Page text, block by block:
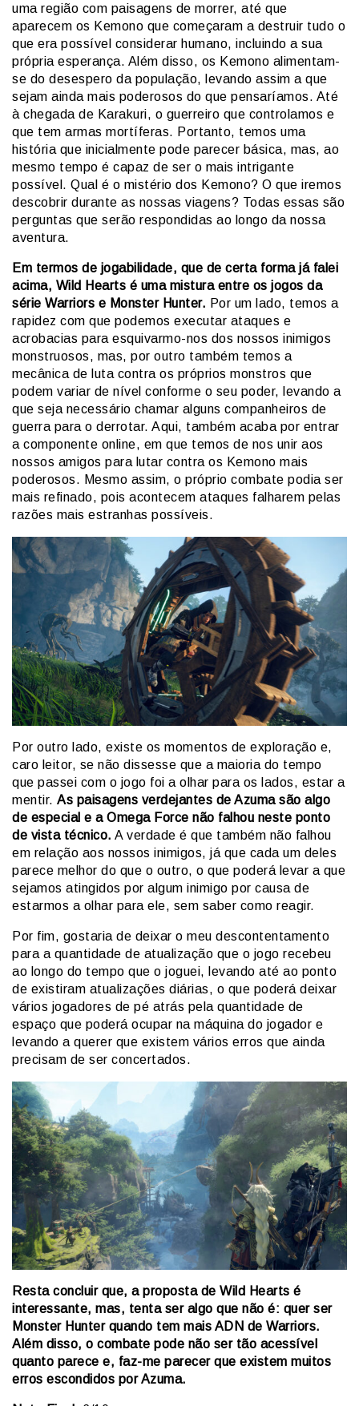
uma região com paisagens de morrer, até que
aparecem os Kemono que começaram a destruir tudo o
que era possível considerar humano, incluindo a sua
própria esperança. Além disso, os Kemono alimentam-
se do desespero da população, levando assim a que
sejam ainda mais poderosos do que pensaríamos. Até
à chegada de Karakuri, o guerreiro que controlamos e
que tem armas mortíferas. Portanto, temos uma
história que inicialmente pode parecer básica, mas, ao
mesmo tempo é capaz de ser o mais intrigante
possível. Qual é o mistério dos Kemono? O que iremos
descobrir durante as nossas viagens? Todas essas são
perguntas que serão respondidas ao longo da nossa
aventura.
Em termos de jogabilidade, que de certa forma já falei
acima, Wild Hearts é uma mistura entre os jogos da
série Warriors e Monster Hunter. Por um lado, temos a
rapidez com que podemos executar ataques e
acrobacias para esquivarmo-nos dos nossos inimigos
monstruosos, mas, por outro também temos a
mecânica de luta contra os próprios monstros que
podem variar de nível conforme o seu poder, levando a
que seja necessário chamar alguns companheiros de
guerra para o derrotar. Aqui, também acaba por entrar
a componente online, em que temos de nos unir aos
nossos amigos para lutar contra os Kemono mais
poderosos. Mesmo assim, o próprio combate podia ser
mais refinado, pois acontecem ataques falharem pelas
razões mais estranhas possíveis.
Por outro lado, existe os momentos de exploração e,
caro leitor, se não dissesse que a maioria do tempo
que passei com o jogo foi a olhar para os lados, estar a
mentir. As paisagens verdejantes de Azuma são algo
de especial e a Omega Force não falhou neste ponto
de vista técnico. A verdade é que também não falhou
em relação aos nossos inimigos, já que cada um deles
parece melhor do que o outro, o que poderá levar a que
sejamos atingidos por algum inimigo por causa de
estarmos a olhar para ele, sem saber como reagir.
Por fim, gostaria de deixar o meu descontentamento
para a quantidade de atualização que o jogo recebeu
ao longo do tempo que o joguei, levando até ao ponto
de existiram atualizações diárias, o que poderá deixar
vários jogadores de pé atrás pela quantidade de
espaço que poderá ocupar na máquina do jogador e
levando a querer que existem vários erros que ainda
precisam de ser concertados.
Resta concluir que, a proposta de Wild Hearts é
interessante, mas, tenta ser algo que não é: quer ser
Monster Hunter quando tem mais ADN de Warriors.
Além disso, o combate pode não ser tão acessível
quanto parece e, faz-me parecer que existem muitos
erros escondidos por Azuma.